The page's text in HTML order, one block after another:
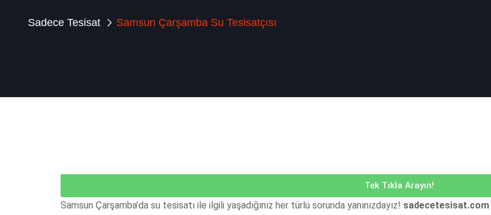
Sadece Tesisat Samsun Çarşamba Su Tesisatçısı
Tek Tıkla Arayın!
Samsun Çarşamba’da su tesisatı ile ilgili yaşadığınız her türlü sorunda yanınızdayız! sadecetesisat.com